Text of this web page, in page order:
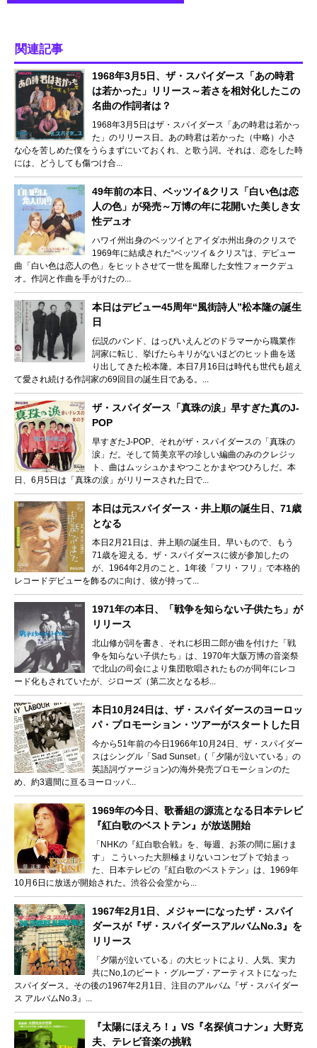
関連記事
1968年3月5日、ザ・スパイダース「あの時君
は若かった」リリース～若さを相対化したこの
名曲の作詞者は？
1968年3月5日はザ・スパイダース「あの時君は若かっ
た」のリリース日。あの時君は若かった（中略）小さ
な心を苦しめた僕をうらまずにいておくれ、と歌う詞。それは、恋をした時
には、どうしても傷つけ合...
49年前の本日、ベッツイ&クリス「白い色は恋
人の色」が発売～万博の年に花開いた美しき女
性デュオ
ハワイ州出身のベッツイとアイダホ州出身のクリスで
1969年に結成された“ベッツイ＆クリス”は、デビュー
曲「白い色は恋人の色」をヒットさせて一世を風靡した女性フォークデュ
オ。作詞と作曲を手がけたの...
本日はデビュー45周年“風街詩人”松本隆の誕生
日
伝説のバンド、はっぴいえんどのドラマーから職業作
詞家に転じ、挙げたらキリがないほどのヒット曲を送
り出してきた松本隆。本日7月16日は時代も世代も超え
て愛され続ける作詞家の69回目の誕生日である。...
ザ・スパイダース「真珠の涙」早すぎた真のJ-
POP
早すぎたJ-POP、それがザ・スパイダースの「真珠の
涙」だ。そして筒美京平の珍しい編曲のみのクレジッ
ト、曲はムッシュかまやつことかまやつひろしだ。本
日、6月5日は「真珠の涙」がリリースされた日で...
本日は元スパイダース・井上順の誕生日、71歳
となる
本日2月21日は、井上順の誕生日。早いもので、もう
71歳を迎える。ザ・スパイダースに彼が参加したの
が、1964年2月のこと。1年後「フリ・フリ」で本格的
レコードデビューを飾るのに向け、彼が持って...
1971年の本日、「戦争を知らない子供たち」が
リリース
北山修が詞を書き、それに杉田二郎が曲を付けた「戦
争を知らない子供たち」は、1970年大阪万博の音楽祭
で北山の司会により集団歌唱されたものが同年にレコ
ード化もされていたが、ジローズ（第二次となる杉...
本日10月24日は、ザ・スパイダースのヨーロッ
パ・プロモーション・ツアーがスタートした日
今から51年前の今日1966年10月24日、ザ・スパイダー
スはシングル「Sad Sunset」(「夕陽が泣いている」の
英語詞ヴァージョン)の海外発売プロモーションのた
め、約3週間に亘るヨーロッパ...
1969年の今日、歌番組の源流となる日本テレビ
『紅白歌のベストテン』が放送開始
「NHKの『紅白歌合戦』を、毎週、お茶の間に届けま
す」 こういった大胆極まりないコンセプトで始まっ
た、日本テレビの『紅白歌のベストテン』は、1969年
10月6日に放送が開始された。渋谷公会堂から...
1967年2月1日、メジャーになったザ・スパイ
ダースが『ザ・スパイダースアルバムNo.3』を
リリース
「夕陽が泣いている」の大ヒットにより、人気、実力
共にNo,1のビート・グループ・アーティストになった
スパイダース。その後の1967年2月1日、注目のアルバム『ザ・スパイダー
ス アルバムNo.3』...
『太陽にほえろ！』VS『名探偵コナン』大野克
夫、テレビ音楽の挑戦